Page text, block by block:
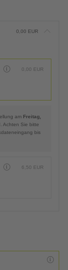
0,00 EUR
0,00 EUR
am Freitag,
Achten Sie bitte
bis
6,50 EUR